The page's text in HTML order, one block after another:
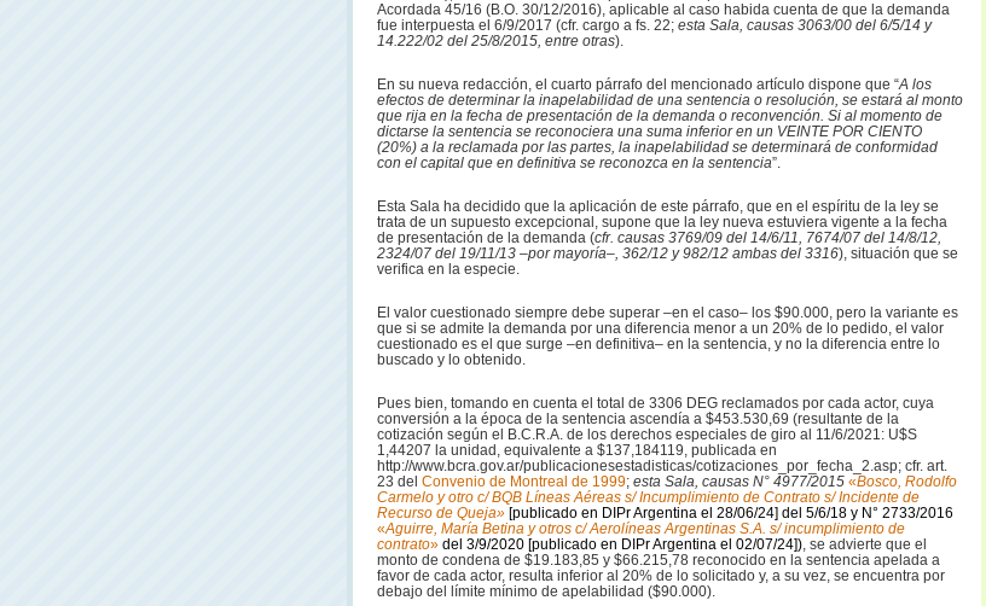
Acordada 45/16 (B.O. 30/12/2016), aplicable al caso habida cuenta de que la demanda
fue interpuesta el 6/9/2017 (cfr. cargo a fs. 22; esta Sala, causas 3063/00 del 6/5/14 y
14.222/02 del 25/8/2015, entre otras).
En su nueva redacción, el cuarto párrafo del mencionado artículo dispone que “A los
efectos de determinar la inapelabilidad de una sentencia o resolución, se estará al monto
que rija en la fecha de presentación de la demanda o reconvención. Si al momento de
dictarse la sentencia se reconociera una suma inferior en un VEINTE POR CIENTO
(20%) a la reclamada por las partes, la inapelabilidad se determinará de conformidad
con el capital que en definitiva se reconozca en la sentencia”.
Esta Sala ha decidido que la aplicación de este párrafo, que en el espíritu de la ley se
trata de un supuesto excepcional, supone que la ley nueva estuviera vigente a la fecha
de presentación de la demanda (cfr. causas 3769/09 del 14/6/11, 7674/07 del 14/8/12,
2324/07 del 19/11/13 –por mayoría–, 362/12 y 982/12 ambas del 3316), situación que se
verifica en la especie.
El valor cuestionado siempre debe superar –en el caso– los $90.000, pero la variante es
que si se admite la demanda por una diferencia menor a un 20% de lo pedido, el valor
cuestionado es el que surge –en definitiva– en la sentencia, y no la diferencia entre lo
buscado y lo obtenido.
Pues bien, tomando en cuenta el total de 3306 DEG reclamados por cada actor, cuya
conversión a la época de la sentencia ascendía a $453.530,69 (resultante de la
cotización según el B.C.R.A. de los derechos especiales de giro al 11/6/2021: U$S
1,44207 la unidad, equivalente a $137,184119, publicada en
http://www.bcra.gov.ar/publicacionesestadisticas/cotizaciones_por_fecha_2.asp; cfr. art.
23 del Convenio de Montreal de 1999; esta Sala, causas N° 4977/2015 «Bosco, Rodolfo
Carmelo y otro c/ BQB Líneas Aéreas s/ Incumplimiento de Contrato s/ Incidente de
Recurso de Queja» [publicado en DIPr Argentina el 28/06/24] del 5/6/18 y N° 2733/2016
«Aguirre, María Betina y otros c/ Aerolíneas Argentinas S.A. s/ incumplimiento de
contrato» del 3/9/2020 [publicado en DIPr Argentina el 02/07/24]), se advierte que el
monto de condena de $19.183,85 y $66.215,78 reconocido en la sentencia apelada a
favor de cada actor, resulta inferior al 20% de lo solicitado y, a su vez, se encuentra por
debajo del límite mínimo de apelabilidad ($90.000).